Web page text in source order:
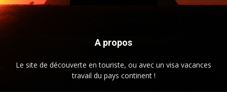
A propos
Le site de découverte en touriste, ou avec un visa vacances
travail du pays continent !